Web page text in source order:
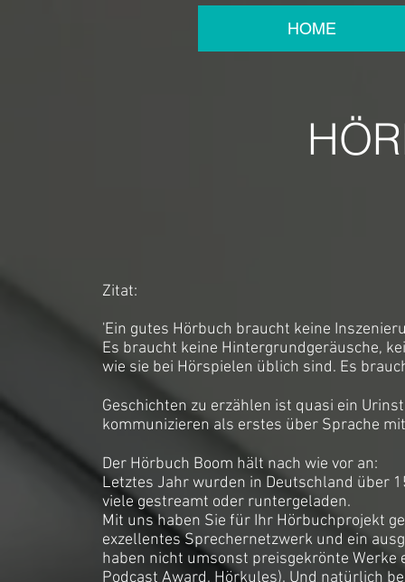
HOME
Zitat:
'Ein gutes Hörbuch braucht keine
Es braucht keine Hintergrundgeräusche,
wie sie bei Hörspielen üblich sind. Es
Geschichten zu erzählen ist quasi ein
kommunizieren als erstes über Sprache
Der Hörbuch Boom hält nach wie vor an:
Letztes Jahr wurden in Deutschland über
viele gestreamt oder runtergeladen.
Mit uns haben Sie für Ihr Hörbuchprojekt
exzellentes Sprechernetzwerk und ein
haben nicht umsonst preisgekrönte
Podcast Award, Hörkules). Und natürlich